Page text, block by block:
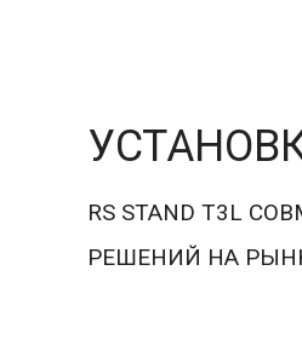
RS STAND T3L
РЕШЕНИЙ НА